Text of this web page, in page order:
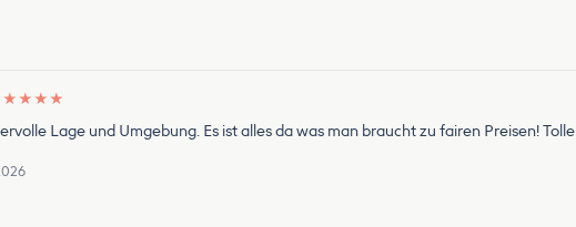
★ ★ ★ ★
Lage und Umgebung. Es ist alles da was man braucht zu fairen Preisen!